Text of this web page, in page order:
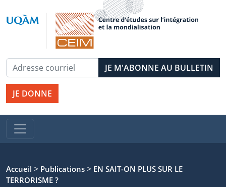
JE DONNE
Accueil > Publications > EN SAIT-ON PLUS SUR LE
TERRORISME ?